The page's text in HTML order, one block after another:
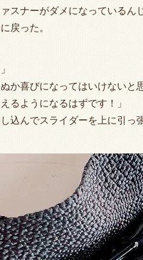
スナーがダメになっている
戻った。
か喜びになってはいけないと
るようになるはずです！」
込んでスライダーを上に引っ